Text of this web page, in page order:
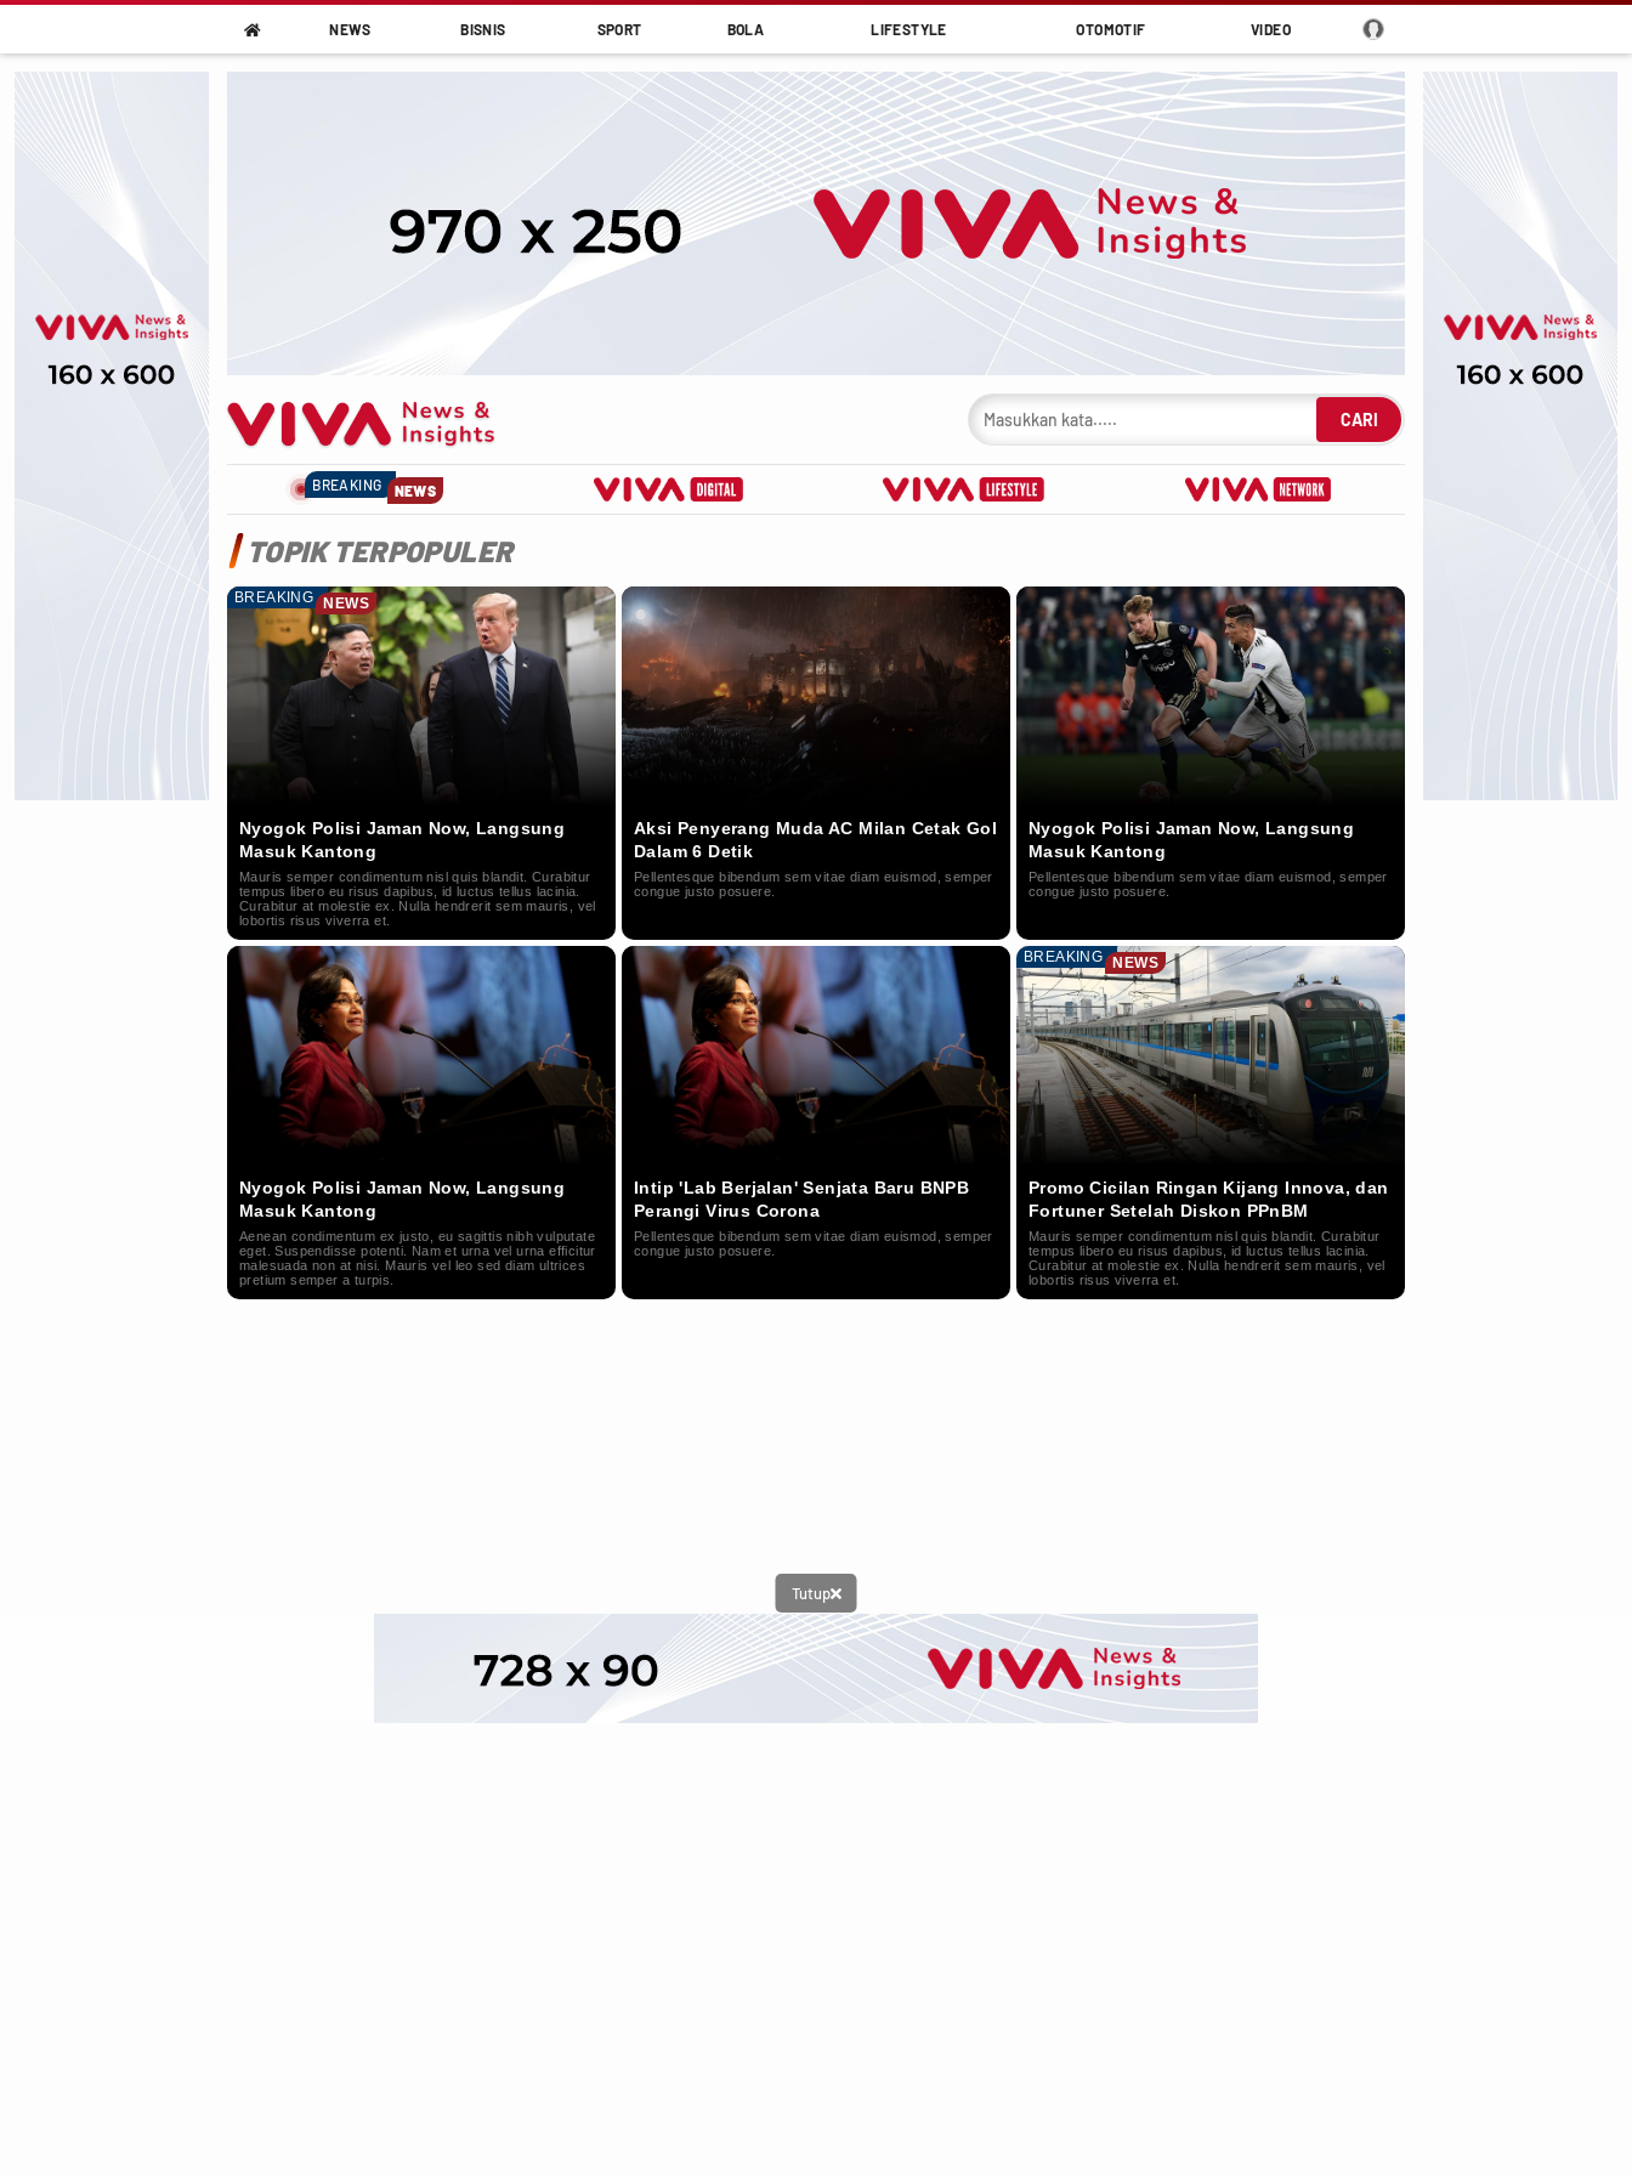
 NEWS BISNIS SPORT BOLA LIFESTYLE OTOMOTIF VIDEO
CARI
BREAKING NEWS
TOPIK TERPOPULER
BREAKING NEWS
Nyogok Polisi Jaman Now, Langsung
Masuk Kantong
Mauris semper condimentum nisl quis blandit. Curabitur
tempus libero eu risus dapibus, id luctus tellus lacinia.
Curabitur at molestie ex. Nulla hendrerit sem mauris, vel
lobortis risus viverra et.
Aksi Penyerang Muda AC Milan Cetak Gol
Dalam 6 Detik
Pellentesque bibendum sem vitae diam euismod, semper
congue justo posuere.
Nyogok Polisi Jaman Now, Langsung
Masuk Kantong
Pellentesque bibendum sem vitae diam euismod, semper
congue justo posuere.
Nyogok Polisi Jaman Now, Langsung
Masuk Kantong
Aenean condimentum ex justo, eu sagittis nibh vulputate
eget. Suspendisse potenti. Nam et urna vel urna efficitur
malesuada non at nisi. Mauris vel leo sed diam ultrices
pretium semper a turpis.
Intip 'Lab Berjalan' Senjata Baru BNPB
Perangi Virus Corona
Pellentesque bibendum sem vitae diam euismod, semper
congue justo posuere.
BREAKING NEWS
Promo Cicilan Ringan Kijang Innova, dan
Fortuner Setelah Diskon PPnBM
Mauris semper condimentum nisl quis blandit. Curabitur
tempus libero eu risus dapibus, id luctus tellus lacinia.
Curabitur at molestie ex. Nulla hendrerit sem mauris, vel
lobortis risus viverra et.
Tutup